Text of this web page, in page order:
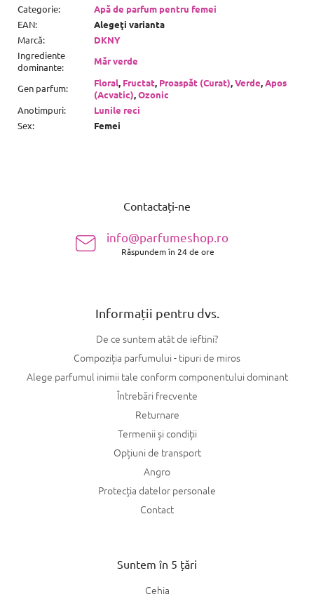
Categorie:
Apă de parfum pentru femei
EAN:
Alegeţi varianta
Marcă:
DKNY
Ingrediente
dominante:
Măr verde
Gen parfum: Floral, Fructat, Proaspăt (Curat),Verde,Apos
(Acvatic),Ozonic
Anotimpuri:
Lunile reci
Sex: Femei
Contactați-ne
info@parfumeshop.ro
Răspundem în 24 de ore
Informații pentru dvs.
De ce suntem atât de ieftini?
Compoziția parfumului - tipuri de miros
Alege parfumul inimii tale conform componentului dominant
Întrebări frecvente
Returnare
Termenii și condiții
Opțiuni de transport
Angro
Protecția datelor personale
Contact
Suntem în 5 țări
Cehia